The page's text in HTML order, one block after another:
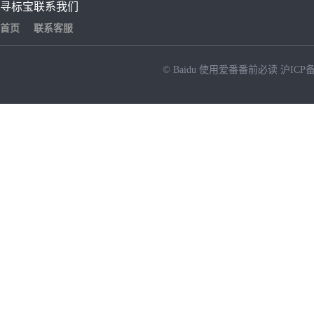
寻标宝
首页
联系我们
联系客服
© Baidu 使用爱番番前必读 沪ICP